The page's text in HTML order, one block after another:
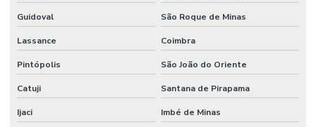
Guidoval São Roque de Minas
Lassance Coimbra
Pintópolis São João do Oriente
Catuji Santana de Pirapama
Ijaci Imbé de Minas